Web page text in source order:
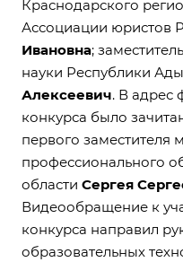
Краснодарского
Ассоциации юристов
Ивановна;
науки Республики
Алексеевич. В адрес
конкурса было
первого заместителя
профессионального
области Сергея
Видеообращение к
конкурса направил
образовательных